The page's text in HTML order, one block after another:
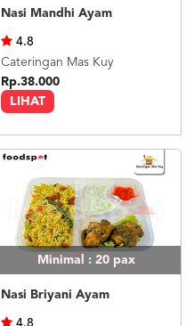
Nasi Mandhi Ayam
LIHAT
4.8
Cateringan Mas Kuy
Rp.38.000
Minimal : 20 pax
Nasi Briyani Ayam
4.8